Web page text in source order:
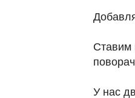
Ставим
У нас